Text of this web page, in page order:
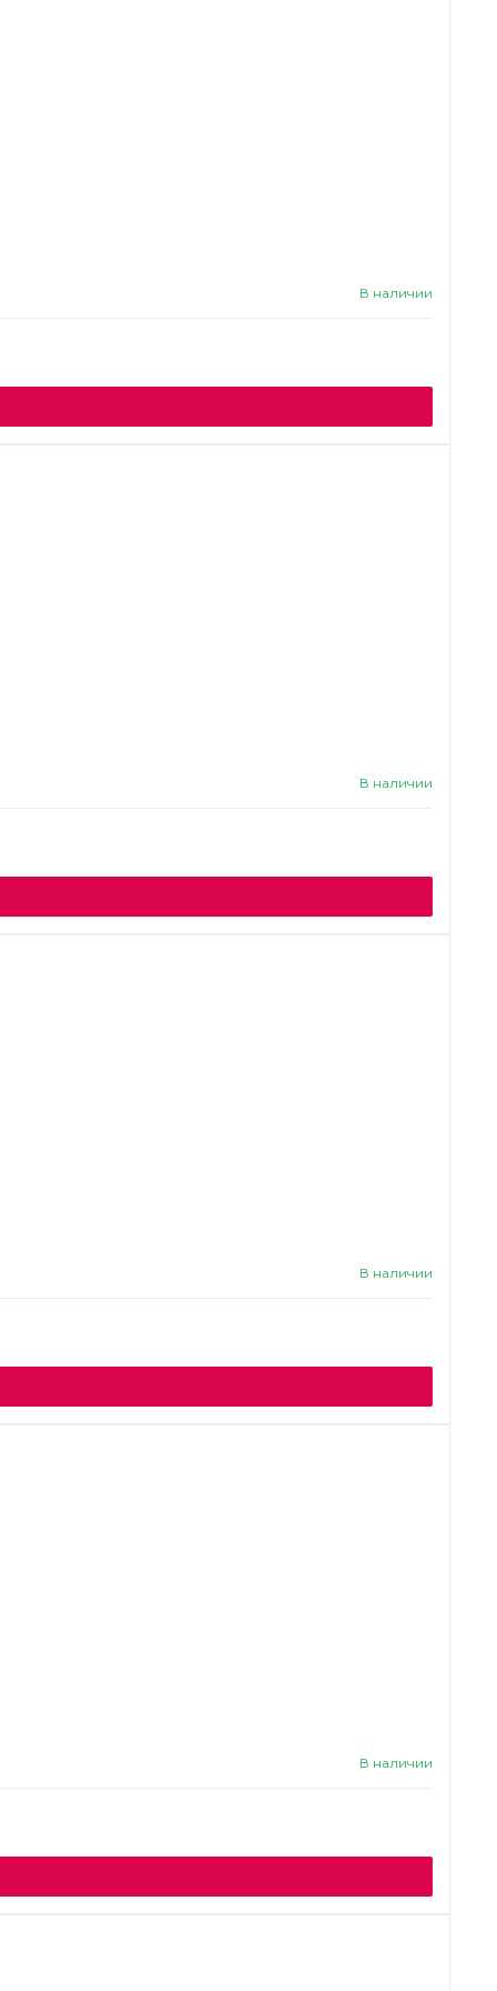
В наличии
В наличии
В наличии
В наличии